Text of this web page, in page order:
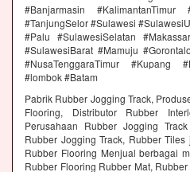
#Banjarmasin #KalimantanTimur
#TanjungSelor #Sulawesi
#Palu #SulawesiSelatan
#SulawesiBarat #Mamuju
#NusaTenggaraTimur #Kupang
#lombok #Batam
Pabrik Rubber Jogging Track,
Flooring, Distributor Rubber
Perusahaan Rubber Jogging
Rubber Jogging Track, Rubber
Rubber Flooring Menjual berbagai
Rubber Flooring Rubber Mat,